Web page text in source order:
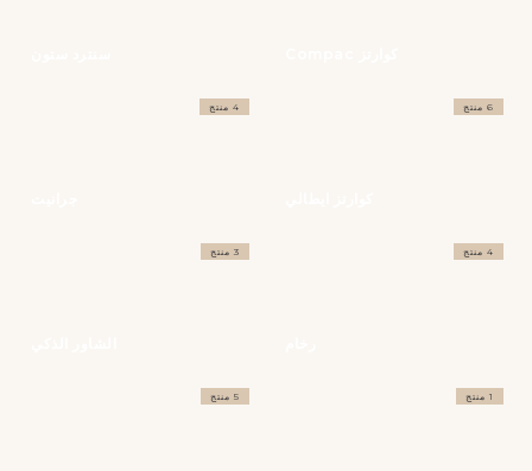
6 منتج 4 منتج
4 منتج 3 منتج
1 منتج 5 منتج